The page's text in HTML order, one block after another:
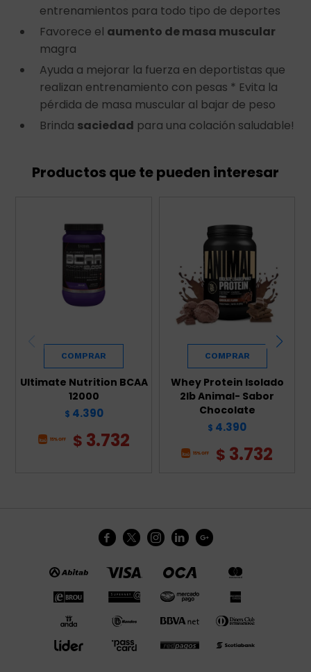
entrenamientos para todo tipo de deportes
Favorece el aumento de masa muscular
magra
Ayuda a mejorar la fuerza en deportistas que
realizan entrenamiento con pesas * Evita la
pérdida de masa muscular al bajar de peso
Brinda saciedad para una colación saludable!
Productos que te pueden interesar
Ultimate Nutrition BCAA
12000
$ 4.390
$ 3.732
Whey Protein Isolado
2lb Animal- Sabor
Chocolate
$ 4.390
$ 3.732
    